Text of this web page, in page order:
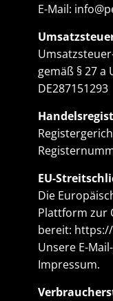
E-Mail:
gemäß § 27 a
DE287151293
EU-
Die
Plattform zur
bereit:
Unsere E-
Impressum.